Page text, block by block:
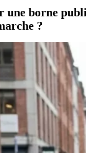
une borne
?